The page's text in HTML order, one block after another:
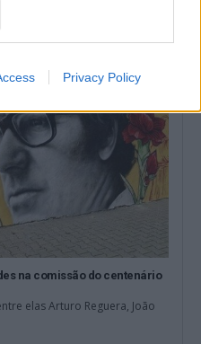
Privacy Policy
na comissão do centenário
elas Arturo Reguera, João